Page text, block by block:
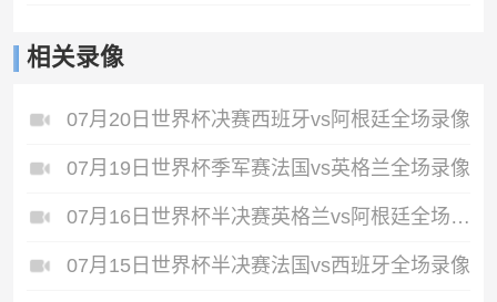
相关录像
07月20日世界杯决赛西班牙vs阿根廷全场录像
07月19日世界杯季军赛法国vs英格兰全场录像
07月16日世界杯半决赛英格兰vs阿根廷全场录像
07月15日世界杯半决赛法国vs西班牙全场录像